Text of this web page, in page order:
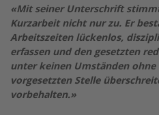
«Mit seiner Unterschrift
Kurzarbeit nicht nur zu. Er
Arbeitszeiten lückenlos,
erfassen und den gesetzten
unter keinen Umständen
vorgesetzten Stelle
vorbehalten.»